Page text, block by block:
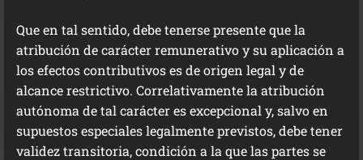
Que en tal sentido, debe tenerse presente que la
atribución de carácter remunerativo y su aplicación a
los efectos contributivos es de origen legal y de
alcance restrictivo. Correlativamente la atribución
autónoma de tal carácter es excepcional y, salvo en
supuestos especiales legalmente previstos, debe tener
validez transitoria, condición a la que las partes se